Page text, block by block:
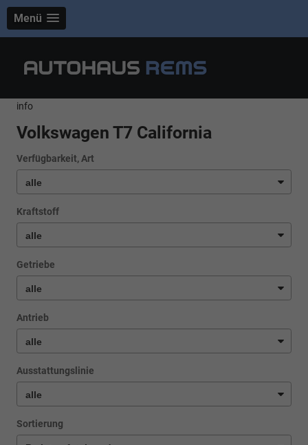
Menü
info
Volkswagen T7 California
Verfügbarkeit, Art
Kraftstoff
Getriebe
Antrieb
Ausstattungslinie
Sortierung